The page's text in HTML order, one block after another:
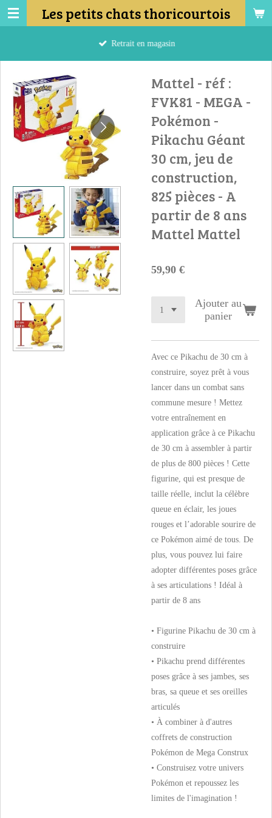
Passer
au
Les petits chats thoricourtois
Retrait en magasin
Mattel - réf :
FVK81 - MEGA -
Pokémon -
Pikachu Géant
30 cm, jeu de
construction,
825 pièces - A
partir de 8 ans
Mattel Mattel
59,90 €
Ajouter au
panier
Avec ce Pikachu de 30 cm à
construire, soyez prêt à vous
lancer dans un combat sans
commune mesure ! Mettez
votre entraînement en
application grâce à ce Pikachu
de 30 cm à assembler à partir
de plus de 800 pièces ! Cette
figurine, qui est presque de
taille réelle, inclut la célèbre
queue en éclair, les joues
rouges et l’adorable sourire de
ce Pokémon aimé de tous. De
plus, vous pouvez lui faire
adopter différentes poses grâce
à ses articulations ! Idéal à
partir de 8 ans
​• Figurine Pikachu de 30 cm à
construire
​• Pikachu prend différentes
poses grâce à ses jambes, ses
bras, sa queue et ses oreilles
articulés
​• À combiner à d'autres
coffrets de construction
Pokémon de Mega Construx
​• Construisez votre univers
Pokémon et repoussez les
limites de l'imagination !